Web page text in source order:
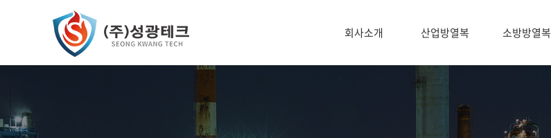
회사소개 산업방열복 소방방열복